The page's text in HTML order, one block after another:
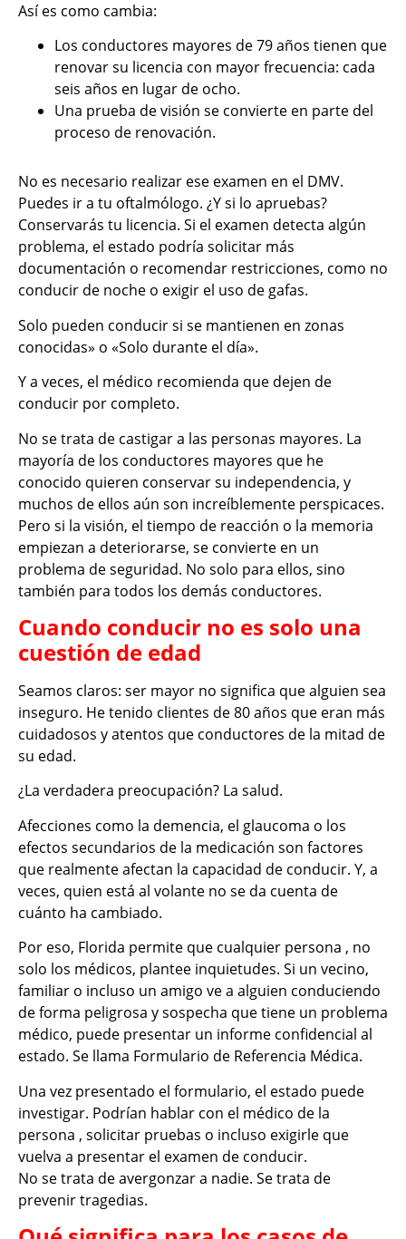
Así es como cambia:
Los conductores mayores de 79 años tienen que
renovar su licencia con mayor frecuencia: cada
seis años en lugar de ocho.
Una prueba de visión se convierte en parte del
proceso de renovación.
No es necesario realizar ese examen en el DMV.
Puedes ir a tu oftalmólogo. ¿Y si lo apruebas?
Conservarás tu licencia. Si el examen detecta algún
problema, el estado podría solicitar más
documentación o recomendar restricciones, como no
conducir de noche o exigir el uso de gafas.
Solo pueden conducir si se mantienen en zonas
conocidas» o «Solo durante el día».
Y a veces, el médico recomienda que dejen de
conducir por completo.
No se trata de castigar a las personas mayores. La
mayoría de los conductores mayores que he
conocido quieren conservar su independencia, y
muchos de ellos aún son increíblemente perspicaces.
Pero si la visión, el tiempo de reacción o la memoria
empiezan a deteriorarse, se convierte en un
problema de seguridad. No solo para ellos, sino
también para todos los demás conductores.
Cuando conducir no es solo una
cuestión de edad
Seamos claros: ser mayor no significa que alguien sea
inseguro. He tenido clientes de 80 años que eran más
cuidadosos y atentos que conductores de la mitad de
su edad.
¿La verdadera preocupación? La salud.
Afecciones como la demencia, el glaucoma o los
efectos secundarios de la medicación son factores
que realmente afectan la capacidad de conducir. Y, a
veces, quien está al volante no se da cuenta de
cuánto ha cambiado.
Por eso, Florida permite que cualquier persona , no
solo los médicos, plantee inquietudes. Si un vecino,
familiar o incluso un amigo ve a alguien conduciendo
de forma peligrosa y sospecha que tiene un problema
médico, puede presentar un informe confidencial al
estado. Se llama Formulario de Referencia Médica.
Una vez presentado el formulario, el estado puede
investigar. Podrían hablar con el médico de la
persona , solicitar pruebas o incluso exigirle que
vuelva a presentar el examen de conducir.
No se trata de avergonzar a nadie. Se trata de
prevenir tragedias.